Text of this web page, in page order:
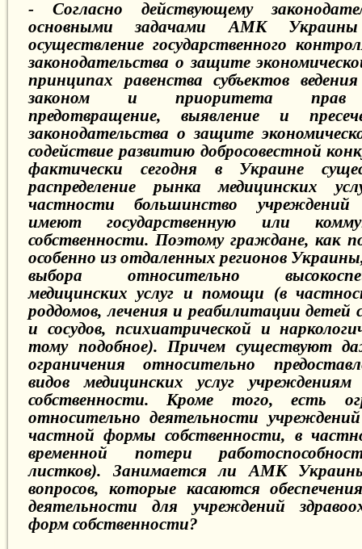
- Согласно действующему
основными задачами АМК
осуществление государственного
законодательства о защите
принципах равенства субъектов
законом и приоритета прав
предотвращение, выявление и
законодательства о защите
содействие развитию добросовестной
фактически сегодня в Украине
распределение рынка медицинских
частности большинство учреждений
имеют государственную или
собственности. Поэтому граждане, как
особенно из отдаленных регионов
выбора относительно
медицинских услуг и помощи (в
роддомов, лечения и реабилитации детей
и сосудов, психиатрической и
тому подобное). Причем существуют
ограничения относительно
видов медицинских услуг
собственности. Кроме того, есть
относительно деятельности учреждений
частной формы собственности, в
временной потери
листков). Занимается ли АМК
вопросов, которые касаются
деятельности для учреждений
форм собственности?